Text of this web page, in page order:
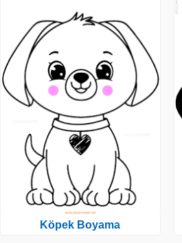
Köpek Boyama